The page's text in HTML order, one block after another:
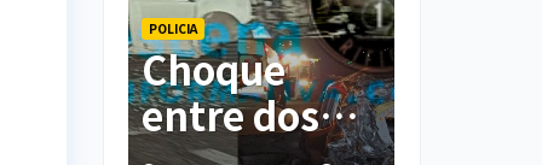
POLICIA
Choque
entre dos